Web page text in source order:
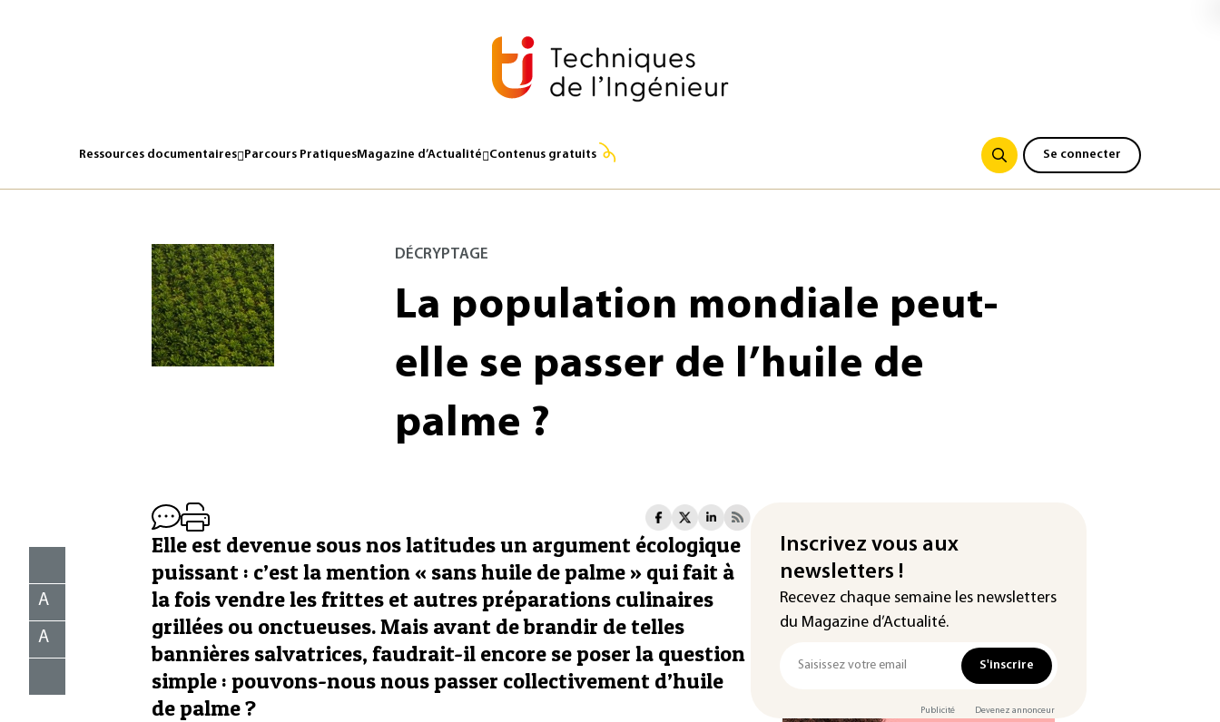
Ressources documentaires Parcours PratiquesMagazine d’Actualité Contenus gratuits Se connecter
DÉCRYPTAGE
La population mondiale peut-
elle se passer de l’huile de
palme ?
A
A
Elle est devenue sous nos latitudes un argument écologique
puissant : c’est la mention « sans huile de palme » qui fait à
la fois vendre les frittes et autres préparations culinaires
grillées ou onctueuses. Mais avant de brandir de telles
bannières salvatrices, faudrait-il encore se poser la question
simple : pouvons-nous nous passer collectivement d’huile
de palme ?
Inscrivez vous aux
newsletters !
Recevez chaque semaine les newsletters
du Magazine d’Actualité.
S'inscrire
Publicité Devenez annonceur